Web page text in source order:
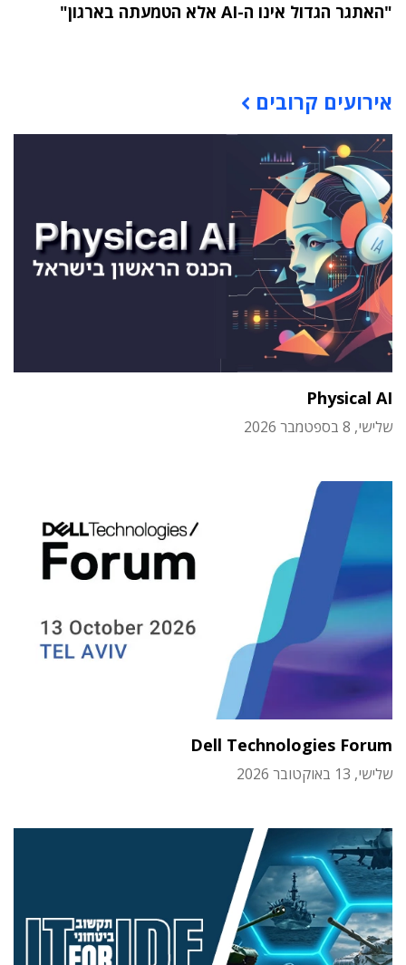
"האתגר הגדול אינו ה-AI אלא הטמעתה בארגון"
אירועים קרובים
Physical AI
שלישי, 8 בספטמבר 2026
Dell Technologies Forum
שלישי, 13 באוקטובר 2026